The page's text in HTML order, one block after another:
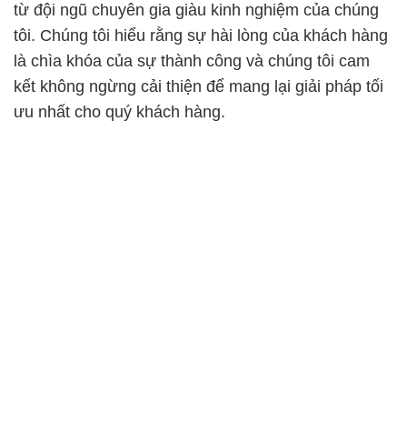
từ đội ngũ chuyên gia giàu kinh nghiệm của chúng
tôi. Chúng tôi hiểu rằng sự hài lòng của khách hàng
là chìa khóa của sự thành công và chúng tôi cam
kết không ngừng cải thiện để mang lại giải pháp tối
ưu nhất cho quý khách hàng.